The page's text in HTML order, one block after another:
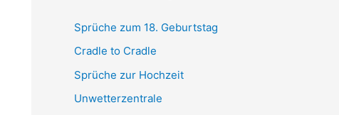
Sprüche zum 18. Geburtstag
Cradle to Cradle
Sprüche zur Hochzeit
Unwetterzentrale